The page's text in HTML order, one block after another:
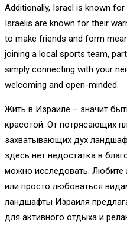
Additionally, Israel is known
Israelis are known for their
to make friends and form
joining a local sports team,
simply connecting with your
welcoming and open-minded.
Жить в Израиле – значит
красотой. От потрясающих
захватывающих дух
здесь нет недостатка в
можно исследовать. Любите
или просто любоваться
ландшафты Израиля
для активного отдыха и